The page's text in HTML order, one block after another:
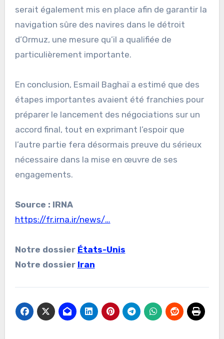
serait également mis en place afin de garantir la
navigation sûre des navires dans le détroit
d’Ormuz, une mesure qu’il a qualifiée de
particulièrement importante.
En conclusion, Esmail Baghaï a estimé que des
étapes importantes avaient été franchies pour
préparer le lancement des négociations sur un
accord final, tout en exprimant l’espoir que
l’autre partie fera désormais preuve du sérieux
nécessaire dans la mise en œuvre de ses
engagements.
Source : IRNA
https://fr.irna.ir/news/…
Notre dossier États-Unis
Notre dossier Iran